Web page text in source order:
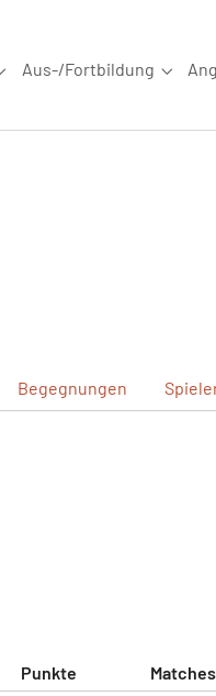
for
Aus-/Fortbildung
Begegnungen
Punkte Matches